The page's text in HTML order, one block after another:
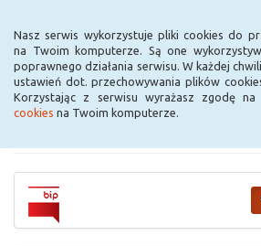
Nasz serwis wykorzystuje pliki cookies do
na Twoim komputerze. Są one
poprawnego działania serwisu. W każdej
ustawień dot. przechowywania plików
Korzystając z serwisu wyrażasz zgodę na
cookies na Twoim komputerze.
Urząd Miejski w
Krośniewicach